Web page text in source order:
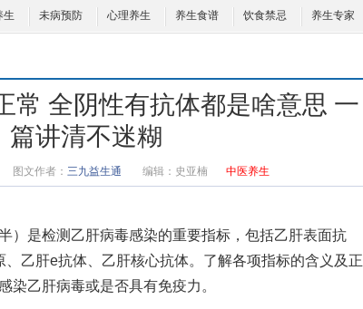
生 未病预防 心理养生 养生食谱 饮食禁忌 养生专家
常 全阴性有抗体都是啥意思 一
篇讲清不迷糊
图文作者： 三九益生通 编辑： 史亚楠 中医养生
）是检测乙肝病毒感染的重要指标，包括乙肝表面抗
、乙肝e抗体、乙肝核心抗体。了解各项指标的含义及正
染乙肝病毒或是否具有免疫力。